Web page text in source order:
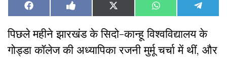
Share
on
Facebook Share
on
Like
on
Facebook
Share
on
X
(Twitter)
Share
on
WhatsAppShare
on
पिछले महीने झारखंड के सिदो-कान्हू विश्वविद्यालय के
गोड्डा कॉलेज की अध्यापिका रजनी मुर्मू चर्चा में थीं, और